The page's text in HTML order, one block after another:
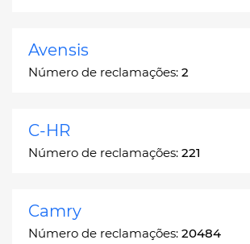
Avensis
Número de reclamações: 2
C-HR
Número de reclamações: 221
Camry
Número de reclamações: 20484